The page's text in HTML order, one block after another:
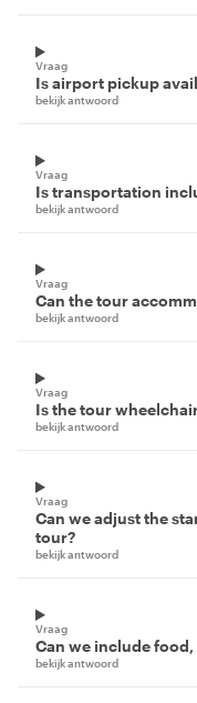
Vraag
Is airport pickup
bekijk antwoord
Vraag
Is transportation
bekijk antwoord
Vraag
Can the tour
bekijk antwoord
Vraag
Is the tour
bekijk antwoord
Vraag
Can we adjust the
tour?
bekijk antwoord
Vraag
Can we include
bekijk antwoord